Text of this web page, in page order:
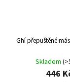
Ghí přepuštěné
Skladem
446